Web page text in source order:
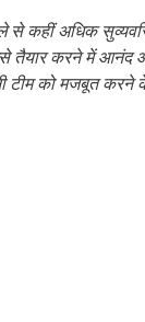
से कहीं अधिक
तैयार करने में आनंद
टीम को मजबूत करने